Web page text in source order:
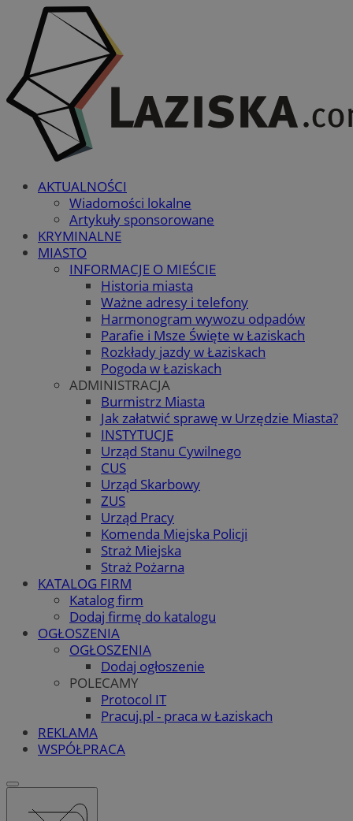
AKTUALNOŚCI
Wiadomości lokalne
Artykuły sponsorowane
KRYMINALNE
MIASTO
INFORMACJE O MIEŚCIE
Historia miasta
Ważne adresy i telefony
Harmonogram wywozu odpadów
Parafie i Msze Święte w Łaziskach
Rozkłady jazdy w Łaziskach
Pogoda w Łaziskach
ADMINISTRACJA
Burmistrz Miasta
Jak załatwić sprawę w Urzędzie Miasta?
INSTYTUCJE
Urząd Stanu Cywilnego
CUS
Urząd Skarbowy
ZUS
Urząd Pracy
Komenda Miejska Policji
Straż Miejska
Straż Pożarna
KATALOG FIRM
Katalog firm
Dodaj firmę do katalogu
OGŁOSZENIA
OGŁOSZENIA
Dodaj ogłoszenie
POLECAMY
Protocol IT
Pracuj.pl - praca w Łaziskach
REKLAMA
WSPÓŁPRACA